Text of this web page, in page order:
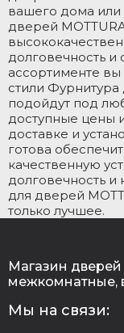
вашего дома
дверей
долговечность
ассортименте
стили
подойдут под
доступные цены
доставке и
готова
качественную
долговечность и
для дверей
только лучшее.
Магазин
межкомнатные,
Мы на связи: